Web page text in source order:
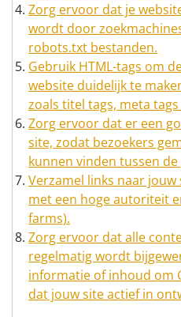
Zorg ervoor dat je
wordt door
robots.txt bestanden.
Gebruik HTML-tags om
website duidelijk te
zoals titel tags, meta
Zorg ervoor dat er een
site, zodat bezoekers
kunnen vinden tussen de
Verzamel links naar
met een hoge autoriteit
farms).
Zorg ervoor dat alle
regelmatig wordt
informatie of inhoud om
dat jouw site actief in